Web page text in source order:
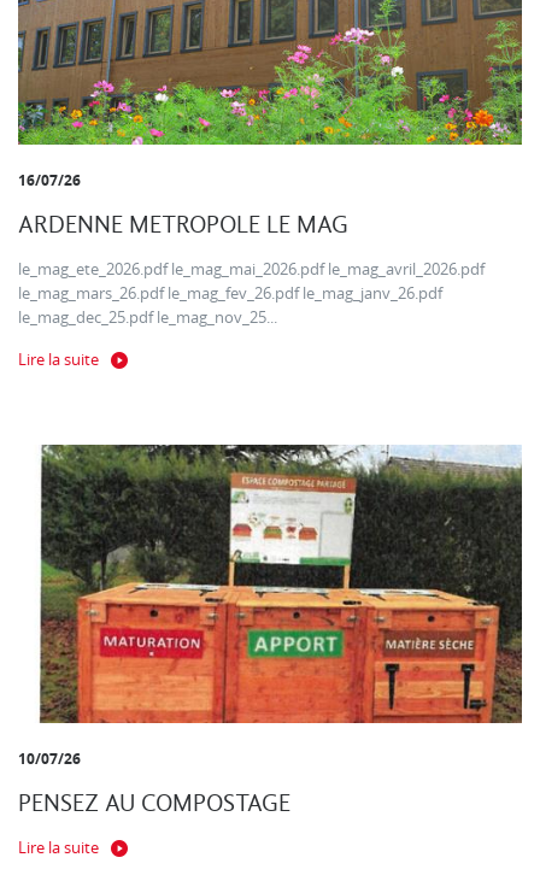
16/07/26
ARDENNE METROPOLE LE MAG
le_mag_ete_2026.pdf le_mag_mai_2026.pdf le_mag_avril_2026.pdf
le_mag_mars_26.pdf le_mag_fev_26.pdf le_mag_janv_26.pdf
le_mag_dec_25.pdf le_mag_nov_25...
Lire la suite
10/07/26
PENSEZ AU COMPOSTAGE
Lire la suite